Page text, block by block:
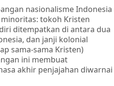
nasionalisme Indonesia
tokoh Kristen
ditempatkan di antara dua
dan janji kolonial
sama-sama Kristen)
ini membuat
akhir penjajahan diwarnai